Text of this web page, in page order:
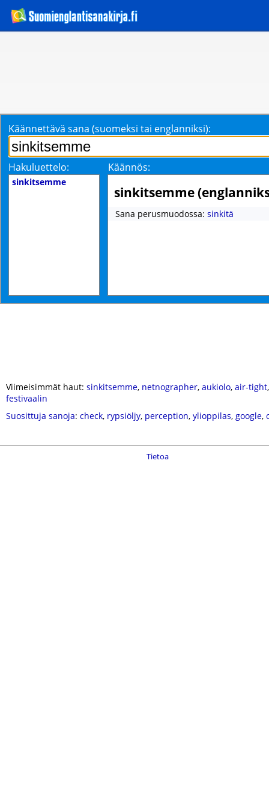
Käännettävä sana (suomeksi tai englanniksi):
Hakuluettelo: Käännös:
sinkitsemme
sinkitsemme
Sana perusmuodossa: sinkitä
Viimeisimmät haut: sinkitsemme, netnographer, aukiolo, air-tight
festivaalin
Suosittuja sanoja: check, rypsiöljy, perception, ylioppilas, google,
Tietoa